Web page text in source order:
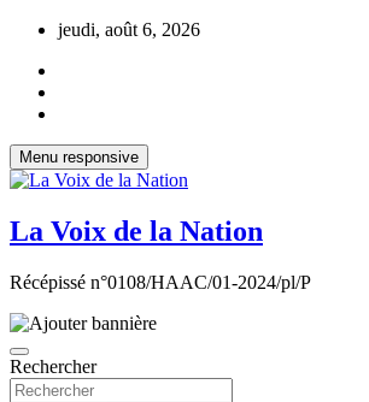
Aller
contenu
jeudi, août 6, 2026
Menu responsive
La Voix de la Nation
Récépissé n°0108/HAAC/01-2024/pl/P
Rechercher